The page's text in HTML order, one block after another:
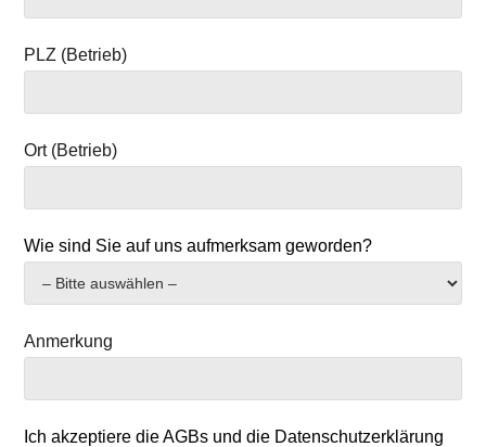
PLZ (Betrieb)
Ort (Betrieb)
Wie sind Sie auf uns aufmerksam geworden?
Anmerkung
Ich akzeptiere die AGBs und die Datenschutzerklärung